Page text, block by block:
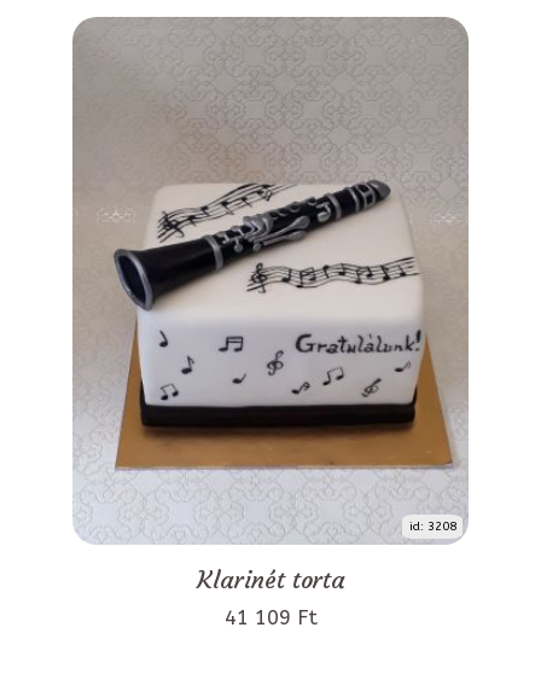
id: 3208
Klarinét torta
41 109 Ft